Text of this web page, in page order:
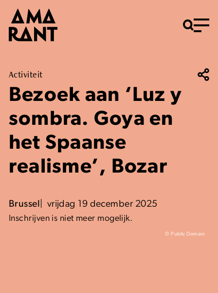
Menu
Activiteit
Bezoek aan ‘Luz y
sombra. Goya en
het Spaanse
realisme’, Bozar
Brussel vrijdag 19 december 2025
Inschrijven is niet meer mogelijk.
© Public Domain